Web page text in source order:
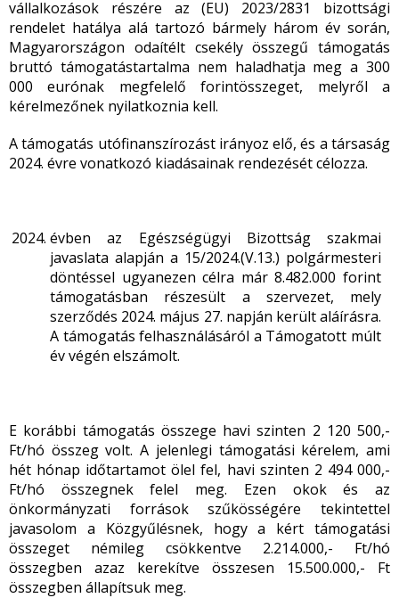
vállalkozások részére az (EU) 2023/2831 bizottsági
rendelet hatálya alá tartozó bármely három év során,
Magyarországon odaítélt csekély összegű támogatás
bruttó támogatástartalma nem haladhatja meg a 300
000 eurónak megfelelő forintösszeget, melyről a
kérelmezőnek nyilatkoznia kell.
A támogatás utófinanszírozást irányoz elő, és a társaság
2024. évre vonatkozó kiadásainak rendezését célozza.
évben az Egészségügyi Bizottság szakmai
javaslata alapján a 15/2024.(V.13.) polgármesteri
döntéssel ugyanezen célra már 8.482.000 forint
támogatásban részesült a szervezet, mely
szerződés 2024. május 27. napján került aláírásra.
A támogatás felhasználásáról a Támogatott múlt
év végén elszámolt.
E korábbi támogatás összege havi szinten 2 120 500,-
Ft/hó összeg volt. A jelenlegi támogatási kérelem, ami
hét hónap időtartamot ölel fel, havi szinten 2 494 000,-
Ft/hó összegnek felel meg. Ezen okok és az
önkormányzati források szűkösségére tekintettel
javasolom a Közgyűlésnek, hogy a kért támogatási
összeget némileg csökkentve 2.214.000,- Ft/hó
összegben azaz kerekítve összesen 15.500.000,- Ft
összegben állapítsuk meg.